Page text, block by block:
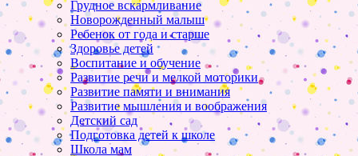
Грудное вскармливание
Новорожденный малыш
Ребенок от года и старше
Здоровье детей
Воспитание и обучение
Развитие речи и мелкой моторики
Развитие памяти и внимания
Развитие мышления и воображения
Детский сад
Подготовка детей к школе
Школа мам